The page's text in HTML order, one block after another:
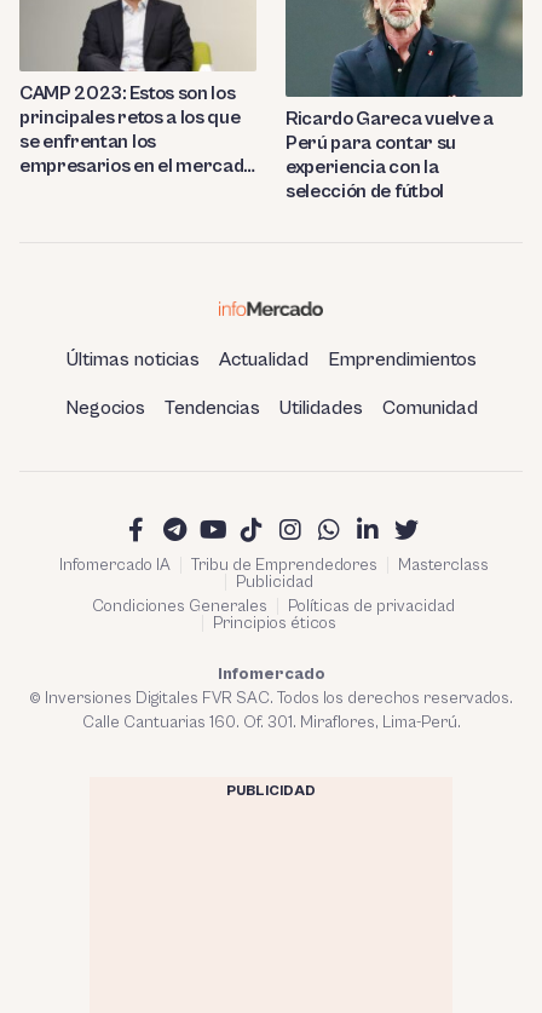
CAMP 2023: Estos son los
principales retos a los que
se enfrentan los
empresarios en el mercado
Ricardo Gareca vuelve a
Perú para contar su
experiencia con la
selección de fútbol
Últimas noticias Actualidad Emprendimientos
Negocios Tendencias Utilidades Comunidad
Infomercado IA Tribu de Emprendedores
Masterclass
Publicidad
Condiciones Generales
Políticas de privacidad
Principios éticos
Infomercado
© Inversiones Digitales FVR SAC. Todos los derechos reservados.
Calle Cantuarias 160. Of. 301. Miraflores, Lima-Perú.
PUBLICIDAD